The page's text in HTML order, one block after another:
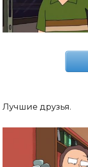
Лучшие друзья.